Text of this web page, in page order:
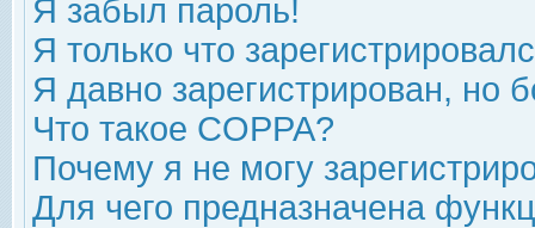
Я забыл пароль!
Я только что
Я давно зарегистрирован, но
Что такое COPPA?
Почему я не могу
Для чего предназначена